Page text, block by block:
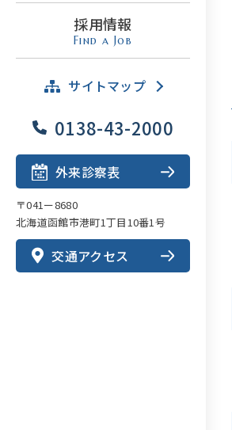
採用情報
Find a Job
サイトマップ
0138-43-2000
外来診察表
〒041ー8680
北海道函館市港町1丁目10番1号
交通アクセス